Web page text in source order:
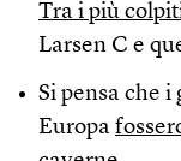
Tra i più
Larsen C e
Si pensa che
Europa